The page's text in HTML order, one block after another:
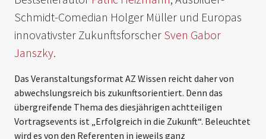
Schmidt-Comedian Holger Müller und Europas
innovativster Zukunftsforscher Sven Gabor
Janszky.
Das Veranstaltungsformat AZ Wissen reicht daher von
abwechslungsreich bis zukunftsorientiert. Denn das
übergreifende Thema des diesjährigen achtteiligen
Vortragsevents ist „Erfolgreich in die Zukunft“. Beleuchtet
wird es von den Referenten in jeweils ganz